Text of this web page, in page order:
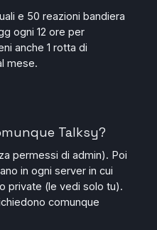
e 50 reazioni bandiera
ogni 12 ore per
anche 1 rotta di
mese.
Talksy?
permessi di admin). Poi
in ogni server in cui
private (le vedi solo tu).
comunque